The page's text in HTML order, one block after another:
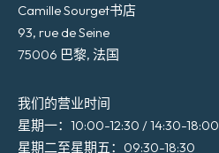
Camille Sourget书店
93, rue de Seine
75006 巴黎, 法国
我们的营业时间
星期一：10:00-12:30 / 14:30-18:00
星期二至星期五：09:30-18:30